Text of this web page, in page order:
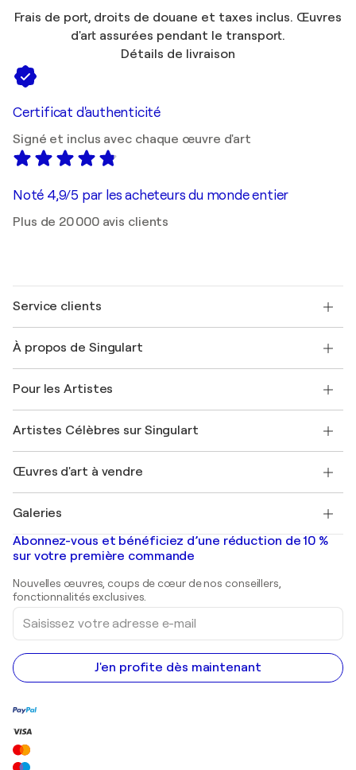
Frais de port, droits de douane et taxes inclus. Œuvres
d'art assurées pendant le transport.
Détails de livraison
Certificat d'authenticité
Signé et inclus avec chaque œuvre d'art
Noté 4,9/5 par les acheteurs du monde entier
Plus de 20 000 avis clients
Service clients
Expédition
Offrir une carte cadeau
Rejoignez notre programme commercial
Mon compte
+33 1 76 44 06 42
À propos de Singulart
FAQ
Magazine Singulart
Emplois
Découvrez une sélection d'art original
Pour les Artistes
Se connecter en tant qu'Artiste
Artistes Célèbres sur Singulart
Marc Chagall
Banksy
Mr. Brainwash
Shepard Fairey
Œuvres d'art à vendre
Tableaux abstraits à vendre
Peintures de paysage
Estampes
Peintures acryliques
Galeries
Galeries d'art en France
Galeries d'art en Belgique
Abonnez-vous et bénéficiez d’une réduction de 10 %
sur votre première commande
Nouvelles œuvres, coups de cœur de nos conseillers,
fonctionnalités exclusives.
Saisissez
votre
adresse
e-
mail
J'en profite dès maintenant